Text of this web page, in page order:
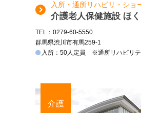
入所・通所リハビリ・ショ
介護老人保健施設 ほ
TEL：0279-60-5550
群馬県渋川市有馬259-1
入所：50人定員 ※通所リハビリテ
介護